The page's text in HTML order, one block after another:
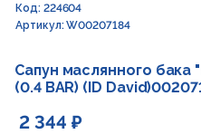
Код: 224604
Артикул: W00207184
Сапун маслянного бака
(0.4 BAR) (ID
2 344 ₽